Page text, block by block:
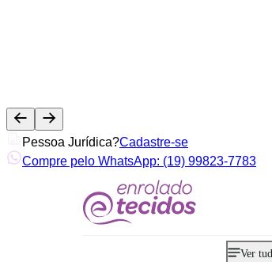
Pessoa Jurídica?Cadastre-se
Compre pelo WhatsApp: (19) 99823-7783
Ver